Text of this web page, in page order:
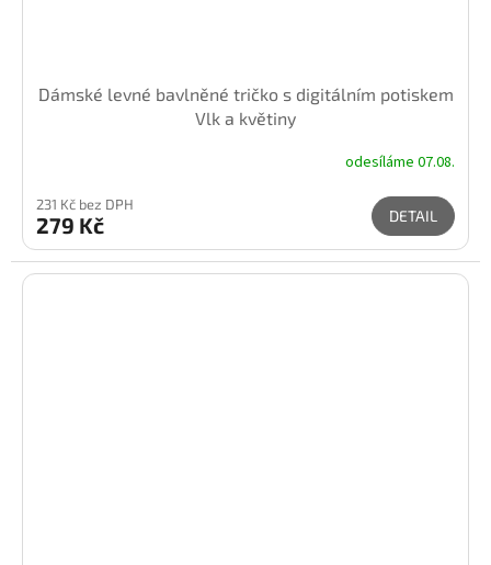
Dámské levné bavlněné tričko s digitálním potiskem
Vlk a květiny
odesíláme 07.08.
231 Kč bez DPH
279 Kč DETAIL